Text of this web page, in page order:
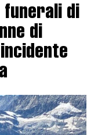
funerali di
di